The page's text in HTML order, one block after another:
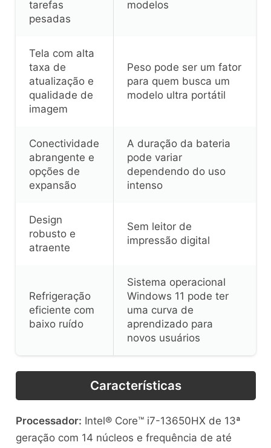
tarefas
pesadas
modelos
Tela com alta
taxa de
atualização e
qualidade de
imagem
Peso pode ser um fator
para quem busca um
modelo ultra portátil
Conectividade
abrangente e
opções de
expansão
A duração da bateria
pode variar
dependendo do uso
intenso
Design
robusto e
atraente
Sem leitor de
impressão digital
Refrigeração
eficiente com
baixo ruído
Sistema operacional
Windows 11 pode ter
uma curva de
aprendizado para
novos usuários
Características
Processador: Intel® Core™ i7-13650HX de 13ª
geração com 14 núcleos e frequência de até